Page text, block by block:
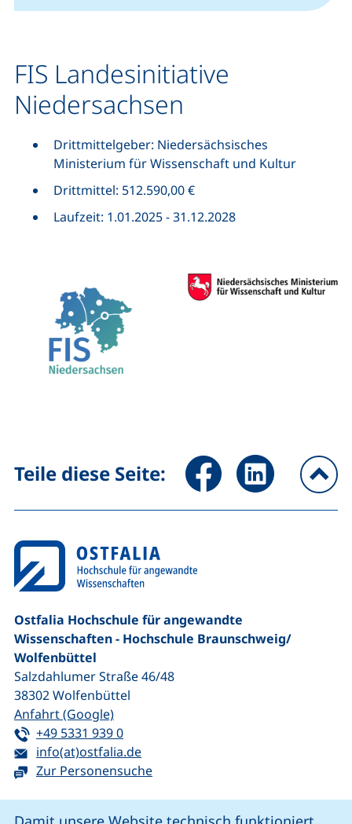
FIS Landesinitiative
Niedersachsen
Drittmittelgeber: Niedersächsisches
Ministerium für Wissenschaft und Kultur
Drittmittel: 512.590,00 €
Laufzeit: 1.01.2025 - 31.12.2028
Teile diese Seite: Seite über Facebook teilen
Seite über
Ostfalia Hochschule für angewandte
Wissenschaften - Hochschule Braunschweig/​
Wolfenbüttel
Salzdahlumer Straße 46/48
38302Wolfenbüttel
Anfahrt (Google)(externer Link, öffnet neues Fenster)
Tel:
+49 5331 939 0(startet einen Telefonanruf, wenn Ihr
E-Mail:
info(at)ostfalia.de(öffnet Ihr E-Mail-Programm)
Zur Personensuche